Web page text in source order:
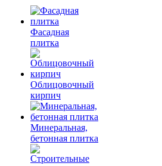
Фасадная
плитка
Облицовочный
кирпич
Минеральная,
бетонная плитка